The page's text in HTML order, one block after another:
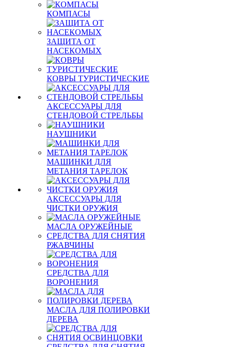
КОМПАСЫ
ЗАЩИТА ОТ
НАСЕКОМЫХ
КОВРЫ ТУРИСТИЧЕСКИЕ
АКСЕССУАРЫ ДЛЯ
СТЕНДОВОЙ СТРЕЛЬБЫ
НАУШНИКИ
МАШИНКИ ДЛЯ
МЕТАНИЯ ТАРЕЛОК
АКСЕССУАРЫ ДЛЯ
ЧИСТКИ ОРУЖИЯ
МАСЛА ОРУЖЕЙНЫЕ
СРЕДСТВА ДЛЯ СНЯТИЯ
РЖАВЧИНЫ
СРЕДСТВА ДЛЯ
ВОРОНЕНИЯ
МАСЛА ДЛЯ ПОЛИРОВКИ
ДЕРЕВА